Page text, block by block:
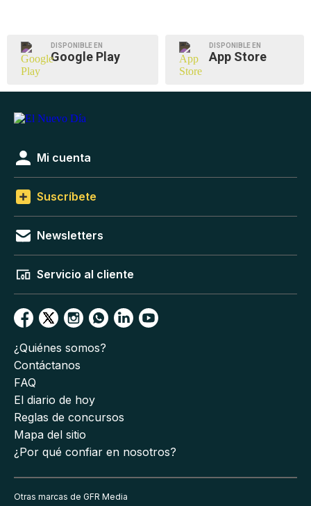
DISPONIBLE EN
Google Play
DISPONIBLE EN
App Store
Mi cuenta
Suscríbete
Newsletters
Servicio al cliente
¿Quiénes somos?
Contáctanos
FAQ
El diario de hoy
Reglas de concursos
Mapa del sitio
¿Por qué confiar en nosotros?
Otras marcas de GFR Media